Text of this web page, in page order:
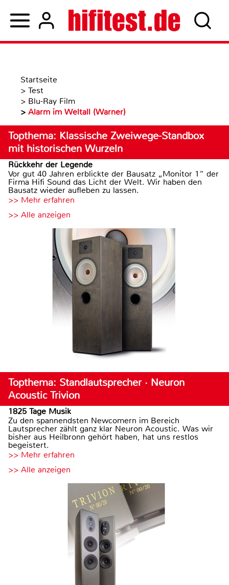
Startseite
> Test
> Blu-Ray Film
> Alarm im Weltall (Warner)
Topthema: Klassische Zweiwege-Standbox
mit historischen Wurzeln
Rückkehr der Legende
Vor gut 40 Jahren erblickte der Bausatz „Monitor 1“ der
Firma Hifi Sound das Licht der Welt. Wir haben den
Bausatz wieder aufleben zu lassen.
>> Mehr erfahren
>> Alle anzeigen
Topthema: Standlautsprecher · Neuron
Acoustic Trivion
1825 Tage Musik
Zu den spannendsten Newcomern im Bereich
Lautsprecher zählt ganz klar Neuron Acoustic. Was wir
bisher aus Heilbronn gehört haben, hat uns restlos
begeistert.
>> Mehr erfahren
>> Alle anzeigen